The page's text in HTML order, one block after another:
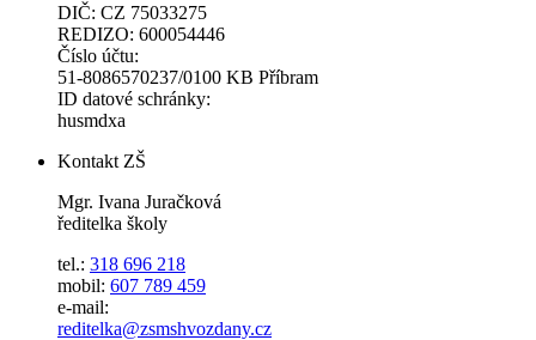
DIČ: CZ 75033275
REDIZO: 600054446
Číslo účtu:
51-8086570237/0100 KB Příbram
ID datové schránky:
husmdxa
Kontakt ZŠ
Mgr. Ivana Juračková
ředitelka školy
tel.: 318 696 218
mobil: 607 789 459
e-mail:
reditelka@zsmshvozdany.cz